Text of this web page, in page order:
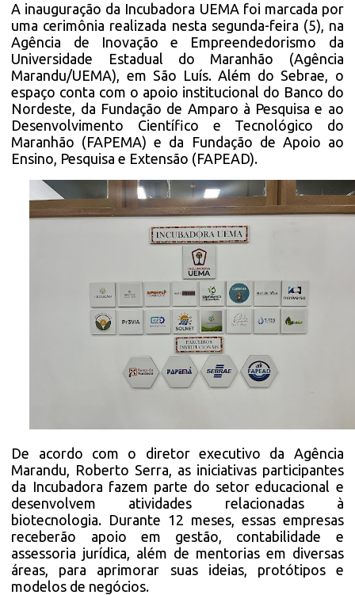
A inauguração da Incubadora UEMA foi marcada por
uma cerimônia realizada nesta segunda-feira (5), na
Agência de Inovação e Empreendedorismo da
Universidade Estadual do Maranhão (Agência
Marandu/UEMA), em São Luís. Além do Sebrae, o
espaço conta com o apoio institucional do Banco do
Nordeste, da Fundação de Amparo à Pesquisa e ao
Desenvolvimento Científico e Tecnológico do
Maranhão (FAPEMA) e da Fundação de Apoio ao
Ensino, Pesquisa e Extensão (FAPEAD).
De acordo com o diretor executivo da Agência
Marandu, Roberto Serra, as iniciativas participantes
da Incubadora fazem parte do setor educacional e
desenvolvem atividades relacionadas à
biotecnologia. Durante 12 meses, essas empresas
receberão apoio em gestão, contabilidade e
assessoria jurídica, além de mentorias em diversas
áreas, para aprimorar suas ideias, protótipos e
modelos de negócios.